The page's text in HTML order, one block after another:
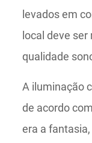
levados em
local deve
qualidade
A iluminação
de acordo
era a